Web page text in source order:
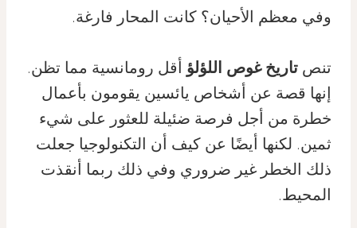
وفي معظم الأحيان؟ كانت المحار فارغة.
تنص تاريخ غوص اللؤلؤ أقل رومانسية مما تظن.
إنها قصة عن أشخاص يائسين يقومون بأعمال
خطرة من أجل فرصة ضئيلة للعثور على شيء
ثمين. لكنها أيضًا عن كيف أن التكنولوجيا جعلت
ذلك الخطر غير ضروري وفي ذلك ربما أنقذت
المحيط.